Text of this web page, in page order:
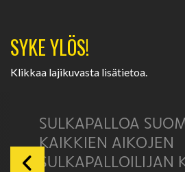
SYKE YLÖS!
Klikkaa lajikuvasta lisätietoa.
SULKAPALLOA
KAIKKIEN AIKOJEN
SULKAPALLOILIJAN